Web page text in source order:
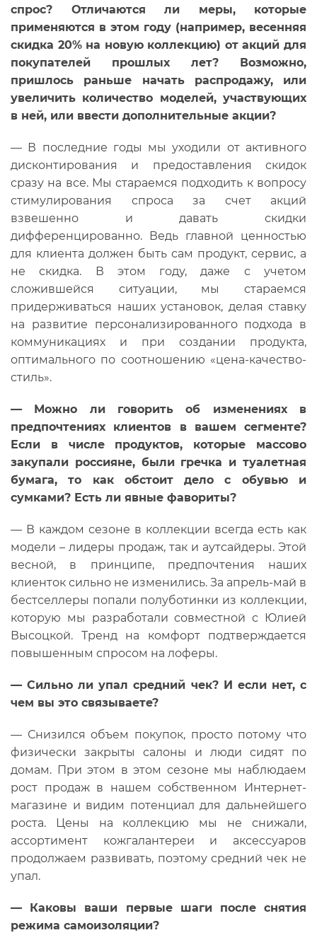
спрос? Отличаются ли меры, которые
применяются в этом году (например, весенняя
скидка 20% на новую коллекцию) от акций для
покупателей прошлых лет? Возможно,
пришлось раньше начать распродажу, или
увеличить количество моделей, участвующих
в ней, или ввести дополнительные акции?
— В последние годы мы уходили от активного
дисконтирования и предоставления скидок
сразу на все. Мы стараемся подходить к вопросу
стимулирования спроса за счет акций
взвешенно и давать скидки
дифференцированно. Ведь главной ценностью
для клиента должен быть сам продукт, сервис, а
не скидка. В этом году, даже с учетом
сложившейся ситуации, мы стараемся
придерживаться наших установок, делая ставку
на развитие персонализированного подхода в
коммуникациях и при создании продукта,
оптимального по соотношению «цена-качество-
стиль».
—
Можно ли говорить об изменениях в
предпочтениях клиентов в вашем сегменте?
Если в числе продуктов, которые массово
закупали россияне, были гречка и туалетная
бумага, то как обстоит дело с обувью и
сумками? Есть ли явные фавориты?
— В каждом сезоне в коллекции всегда есть как
модели – лидеры продаж, так и аутсайдеры. Этой
весной, в принципе, предпочтения наших
клиенток сильно не изменились. За апрель-май в
бестселлеры попали полуботинки из коллекции,
которую мы разработали совместной с Юлией
Высоцкой. Тренд на комфорт подтверждается
повышенным спросом на лоферы.
—Сильно ли упал средний чек? И если нет, с
чем вы это связываете?
— Снизился объем покупок, просто потому что
физически закрыты салоны и люди сидят по
домам. При этом в этом сезоне мы наблюдаем
рост продаж в нашем собственном Интернет-
магазине и видим потенциал для дальнейшего
роста. Цены на коллекцию мы не снижали,
ассортимент кожгалантереи и аксессуаров
продолжаем развивать, поэтому средний чек не
упал.
—
Каковы ваши первые шаги после снятия
режима самоизоляции?